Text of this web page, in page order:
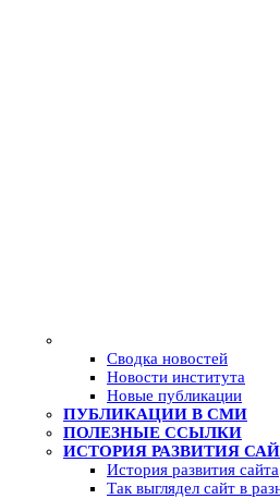
Сводка новостей
Новости института
Новые публикации
ПУБЛИКАЦИИ В СМИ
ПОЛЕЗНЫЕ ССЫЛКИ
ИСТОРИЯ РАЗВИТИЯ
История развития сайта
Так выглядел сайт в